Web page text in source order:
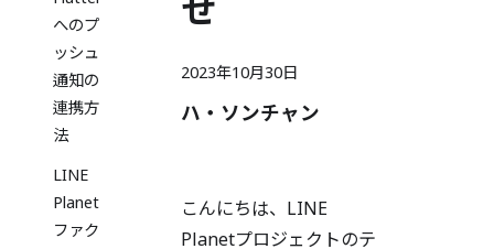
へのプ
ッシュ
通知の
連携方
法
LINE
Planet
ファク
2023年10月30日
ハ・ソンチャン
こんにちは、LINE
Planetプロジェクトのテ